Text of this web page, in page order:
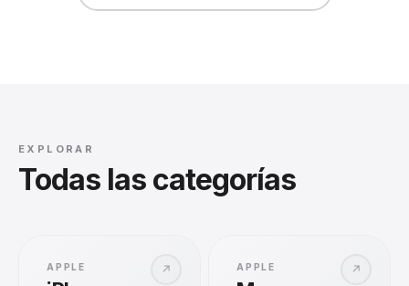
EXPLORAR
Todas las categorías
↗
APPLE ↗
APPLE